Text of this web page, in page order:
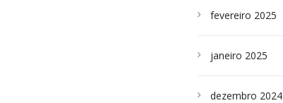
fevereiro 2025
janeiro 2025
dezembro 2024